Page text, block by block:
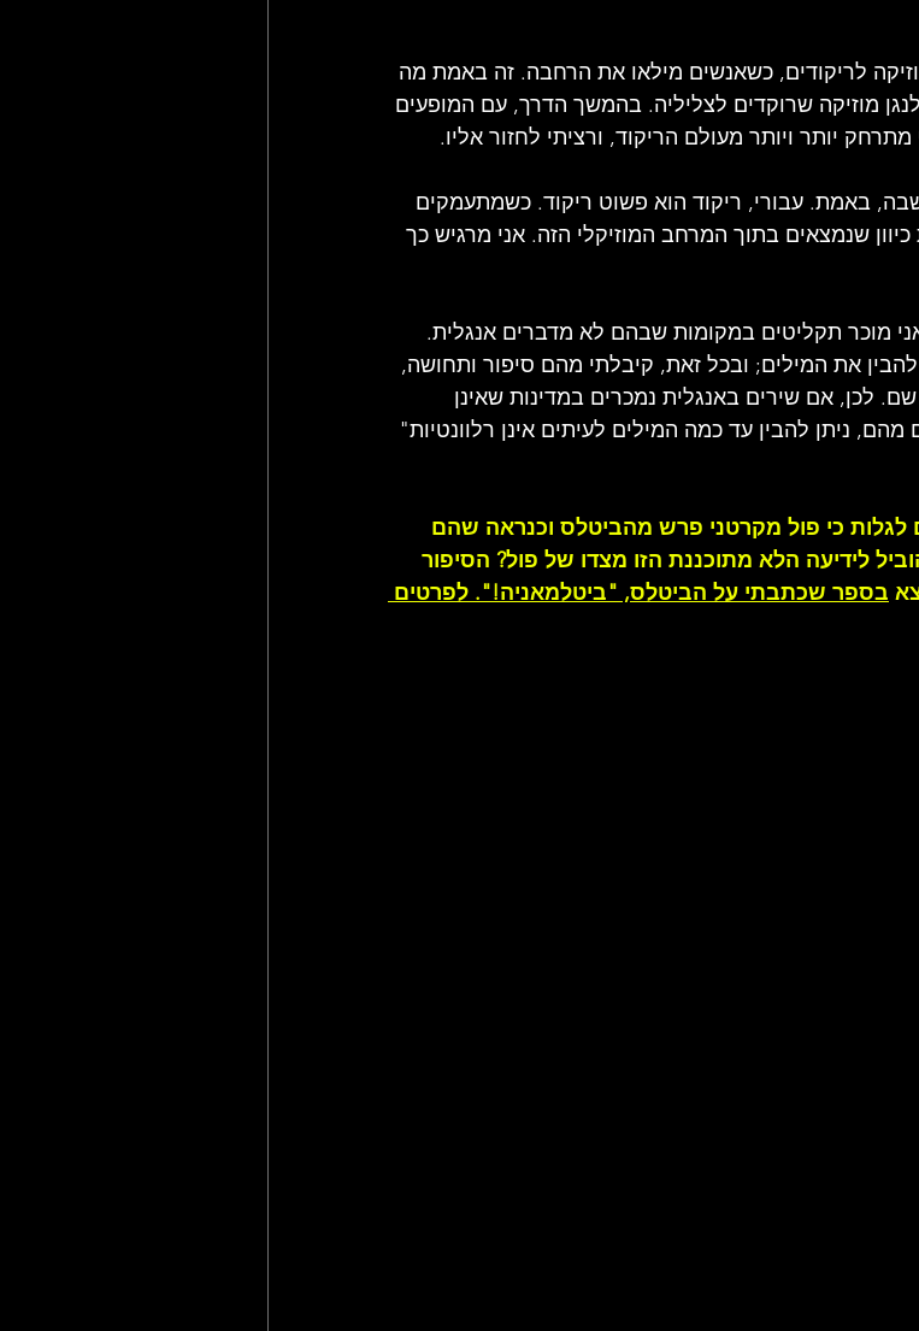
לריקודים, כשאנשים מילאו את הרחבה. זה באמת מה
מוזיקה שרוקדים לצליליה. בהמשך הדרך, עם המופעים
יותר ויותר מעולם הריקוד, ורציתי לחזור אליו.
באמת. עבורי, ריקוד הוא פשוט ריקוד. כשמתעמקים
שנמצאים בתוך המרחב המוזיקלי הזה. אני מרגיש כך
אני מוכר תקליטים במקומות שבהם לא מדברים אנגלית.
להבין את המילים; ובכל זאת, קיבלתי מהם סיפור ותחושה,
לכן, אם שירים באנגלית נמכרים במדינות שאינן
ניתן להבין עד כמה המילים לעיתים אינן רלוונטיות"
1970, נדהם העולם לגלות כי פול מקרטני פרש מהביטלס וכנראה שהם
לידיעה הלא מתוכננת הזו מצדו של פול? הסיפור
בספר שכתבתי על הביטלס, "ביטלמאניה!". לפרטים